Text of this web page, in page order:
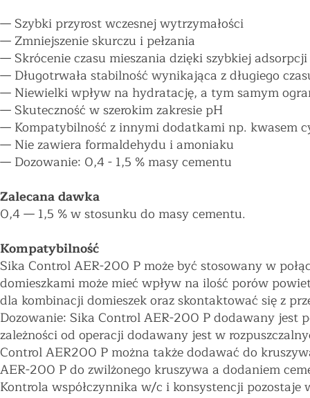
— Szybki przyrost wczesnej wytrzymałości
—Zmniejszenie skurczu i pełzania
— Skrócenie czasu mieszania dzięki szybkiej adsorpcji
— Długotrwała stabilność wynikająca z długiego
— Niewielki wpływ na hydratację, a tym samym
— Skuteczność w szerokim zakresie pH
— Kompatybilność z innymi dodatkami np. kwasem
— Nie zawiera formaldehydu i amoniaku
— Dozowanie: 0,4 - 1,5 % masy cementu
Zalecana dawka
0,4— 1,5 % w stosunku do masy cementu.
Kompatybilność
Sika Control AER-200 P może być stosowany w
domieszkami może mieć wpływ na ilość porów
dla kombinacji domieszek oraz skontaktować się z
Dozowanie: Sika Control AER-200 P dodawany jest
zależności od operacji dodawany jest w
Control AER200 P można także dodawać do
AER-200 P do zwilżonego kruszywa a dodaniem
Kontrola współczynnika w/c i konsystencji